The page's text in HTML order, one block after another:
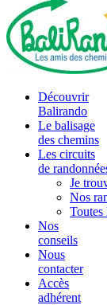
Découvrir
Balirando
Le balisage
des chemins
Les circuits
de
Je
Nos
Toutes
Nos
conseils
Nous
contacter
Accès
adhérent